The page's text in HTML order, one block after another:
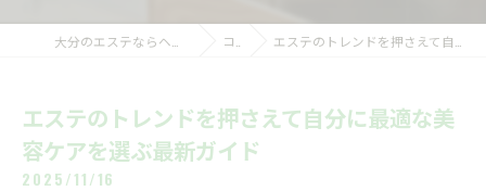
コラム エステのトレンドを押さえて自分に最適な美容ケアを選ぶ最新ガイド
エステのトレンドを押さえて自分に最適な美
容ケアを選ぶ最新ガイド
2025/11/16